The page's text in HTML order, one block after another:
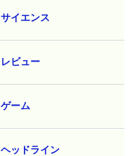
サイエンス
レビュー
ゲーム
ヘッドライン